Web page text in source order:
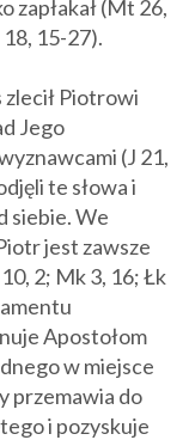
zapłakał (Mt 26,
15-27).
zlecił Piotrowi
Jego
(J 21,
te słowa i
siebie. We
jest zawsze
2; Mk 3, 16; Łk
Apostołom
w miejsce
przemawia do
i pozyskuje